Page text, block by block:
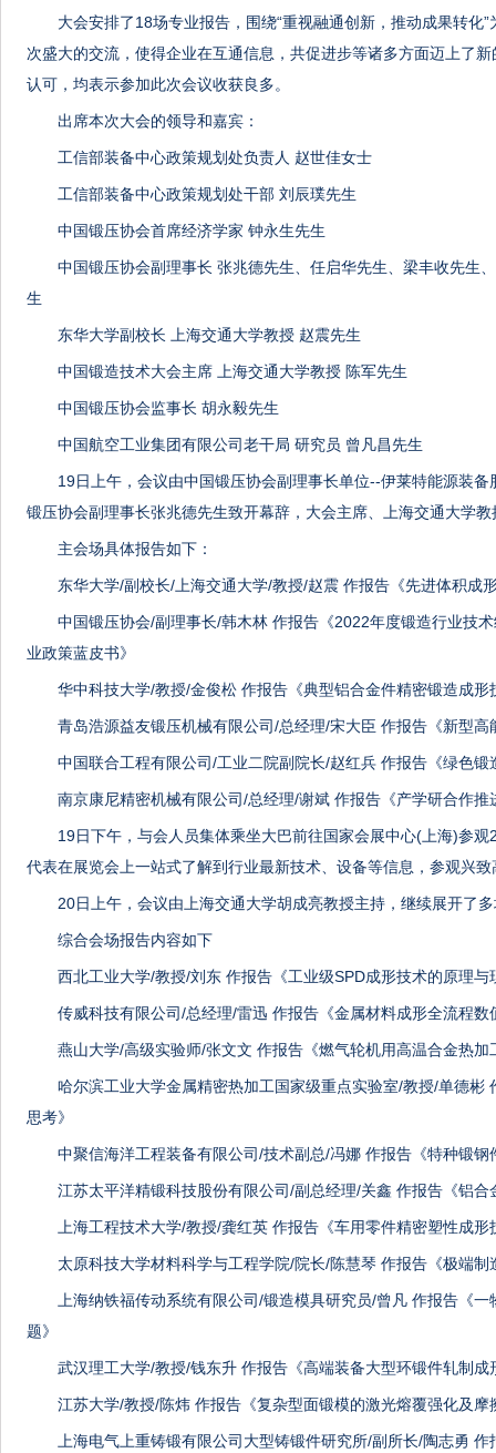
大会安排了18场专业报告，围绕“重视融通创新，推动成果转化
次盛大的交流，使得企业在互通信息，共促进步等诸多方面迈上了
认可，均表示参加此次会议收获良多。
出席本次大会的领导和嘉宾：
工信部装备中心政策规划处负责人 赵世佳女士
工信部装备中心政策规划处干部 刘辰璞先生
中国锻压协会首席经济学家 钟永生先生
中国锻压协会副理事长 张兆德先生、任启华先生、梁丰收先生
生
东华大学副校长 上海交通大学教授 赵震先生
中国锻造技术大会主席 上海交通大学教授 陈军先生
中国锻压协会监事长 胡永毅先生
中国航空工业集团有限公司老干局 研究员 曾凡昌先生
19日上午，会议由中国锻压协会副理事长单位--伊莱特能源装
锻压协会副理事长张兆德先生致开幕辞，大会主席、上海交通大学
主会场具体报告如下：
东华大学/副校长/上海交通大学/教授/赵震 作报告《先进体积成
中国锻压协会/副理事长/韩木林 作报告《2022年度锻造行业技
业政策蓝皮书》
华中科技大学/教授/金俊松 作报告《典型铝合金件精密锻造成形
青岛浩源益友锻压机械有限公司/总经理/宋大臣 作报告《新型
中国联合工程有限公司/工业二院副院长/赵红兵 作报告《绿色锻
南京康尼精密机械有限公司/总经理/谢斌 作报告《产学研合作推
19日下午，与会人员集体乘坐大巴前往国家会展中心(上海)参
代表在展览会上一站式了解到行业最新技术、设备等信息，参观兴致
20日上午，会议由上海交通大学胡成亮教授主持，继续展开了
综合会场报告内容如下
西北工业大学/教授/刘东 作报告《工业级SPD成形技术的原理与
传威科技有限公司/总经理/雷迅 作报告《金属材料成形全流程数
燕山大学/高级实验师/张文文 作报告《燃气轮机用高温合金热加
哈尔滨工业大学金属精密热加工国家级重点实验室/教授/单德彬
思考》
中聚信海洋工程装备有限公司/技术副总/冯娜 作报告《特种锻钢
江苏太平洋精锻科技股份有限公司/副总经理/关鑫 作报告《铝
上海工程技术大学/教授/龚红英 作报告《车用零件精密塑性成形
太原科技大学材料科学与工程学院/院长/陈慧琴 作报告《极端
上海纳铁福传动系统有限公司/锻造模具研究员/曾凡 作报告《
题》
武汉理工大学/教授/钱东升 作报告《高端装备大型环锻件轧制成
江苏大学/教授/陈炜 作报告《复杂型面锻模的激光熔覆强化及摩
上海电气上重铸锻有限公司大型铸锻件研究所/副所长/陶志勇